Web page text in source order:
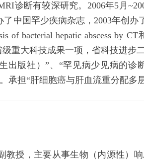
诊断有较深研究。2006年5月
了中国罕少疾病杂志，2003年创
bacterial hepatic abscess by CT
重大科技成果一项，省科技进步
出版社）”、“罕见病少见病的
担“肝细胞癌与肝血流重分配多
教授，主要从事生物（内源性）